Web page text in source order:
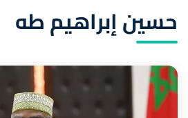
حسين إبراهيم طه